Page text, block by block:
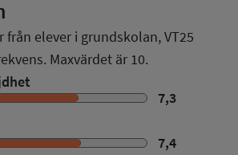
från elever i grundskolan,VT25
Maxvärdet är 10.
7,3
7,4